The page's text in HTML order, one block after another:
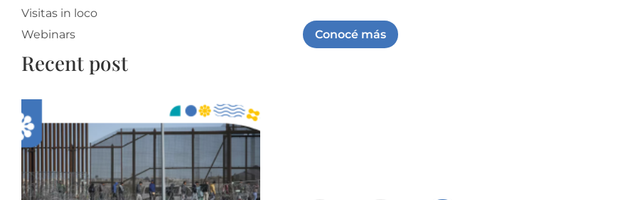
Visitas in loco
Webinars
Recent post
Conocé más